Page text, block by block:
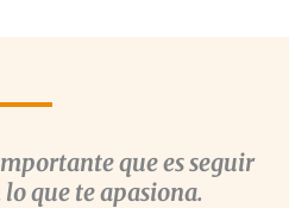
que es seguir
que te apasiona.